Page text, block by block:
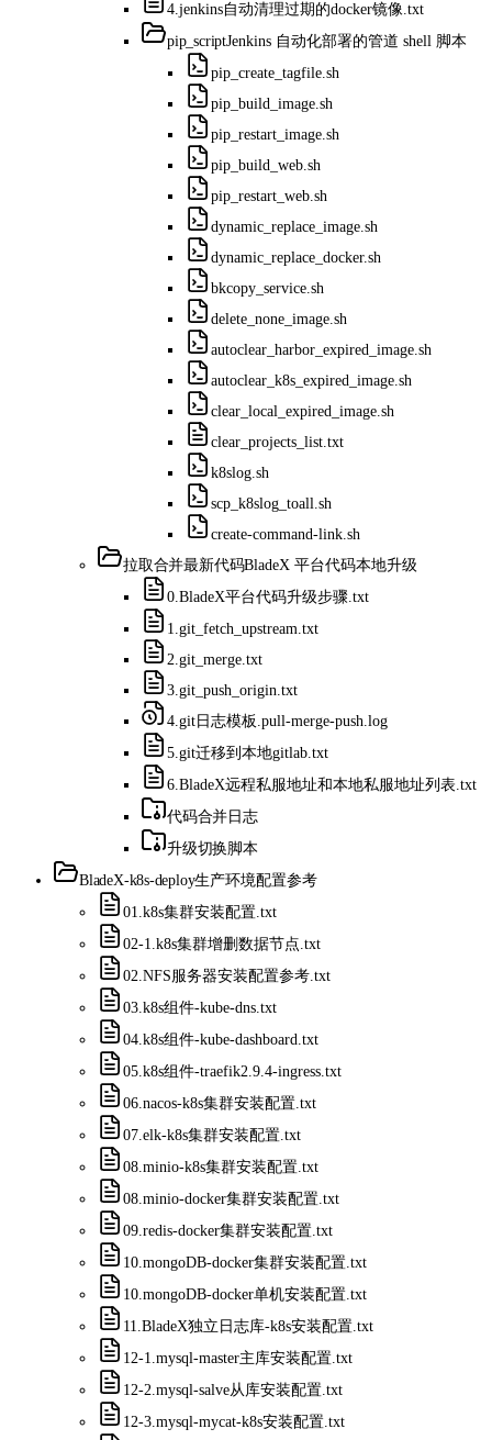
4.jenkins自动清理过期的docker镜像.txt
pip_scriptJenkins 自动化部署的管道 shell 脚本
pip_create_tagfile.sh
pip_build_image.sh
pip_restart_image.sh
pip_build_web.sh
pip_restart_web.sh
dynamic_replace_image.sh
dynamic_replace_docker.sh
bkcopy_service.sh
delete_none_image.sh
autoclear_harbor_expired_image.sh
autoclear_k8s_expired_image.sh
clear_local_expired_image.sh
clear_projects_list.txt
k8slog.sh
scp_k8slog_toall.sh
create-command-link.sh
拉取合并最新代码BladeX 平台代码本地升级
0.BladeX平台代码升级步骤.txt
1.git_fetch_upstream.txt
2.git_merge.txt
3.git_push_origin.txt
4.git日志模板.pull-merge-push.log
5.git迁移到本地gitlab.txt
6.BladeX远程私服地址和本地私服地址列表.txt
代码合并日志
升级切换脚本
BladeX-k8s-deploy生产环境配置参考
01.k8s集群安装配置.txt
02-1.k8s集群增删数据节点.txt
02.NFS服务器安装配置参考.txt
03.k8s组件-kube-dns.txt
04.k8s组件-kube-dashboard.txt
05.k8s组件-traefik2.9.4-ingress.txt
06.nacos-k8s集群安装配置.txt
07.elk-k8s集群安装配置.txt
08.minio-k8s集群安装配置.txt
08.minio-docker集群安装配置.txt
09.redis-docker集群安装配置.txt
10.mongoDB-docker集群安装配置.txt
10.mongoDB-docker单机安装配置.txt
11.BladeX独立日志库-k8s安装配置.txt
12-1.mysql-master主库安装配置.txt
12-2.mysql-salve从库安装配置.txt
12-3.mysql-mycat-k8s安装配置.txt